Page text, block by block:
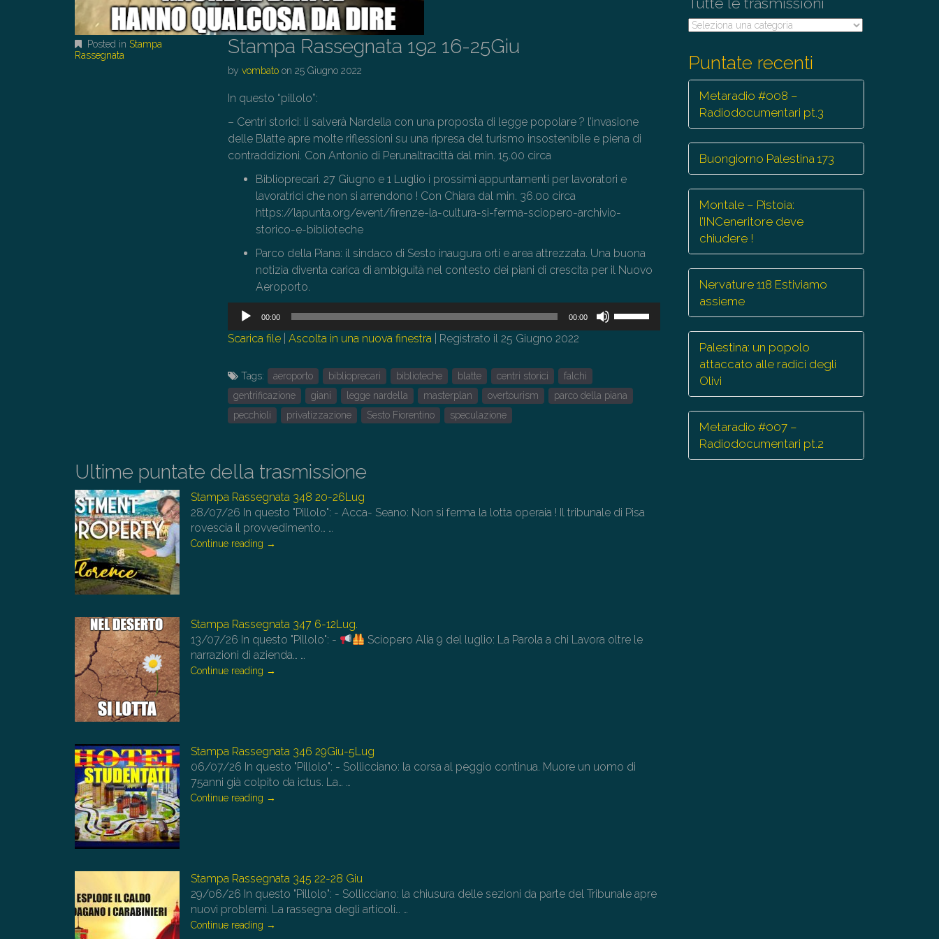
Posted in Stampa
Rassegnata
Stampa Rassegnata 192 16-25Giu
byvombato on25 Giugno 2022
In questo “pillolo”:
– Centri storici: li salverà Nardella con una proposta di legge popolare ? l’invasione
delle Blatte apre molte riflessioni su una ripresa del turismo insostenibile e piena di
contraddizioni. Con Antonio di Perunaltracittà dal min. 15.00 circa
Biblioprecari. 27 Giugno e 1 Luglio i prossimi appuntamenti per lavoratori e
lavoratrici che non si arrendono ! Con Chiara dal min. 36.00 circa
https://lapunta.org/event/firenze-la-cultura-si-ferma-sciopero-archivio-
storico-e-biblioteche
Parco della Piana: il sindaco di Sesto inaugura orti e area attrezzata. Una buona
notizia diventa carica di ambiguità nel contesto dei piani di crescita per il Nuovo
Aeroporto.
Audio
00:00 00:00
per
Scarica file |Ascolta in una nuova finestra Registrato il 25 Giugno 2022
Tags: aeroporto biblioprecari biblioteche blatte centri storici
falchi
gentrificazione
giani legge nardella masterplan overtourism
parco della piana
pecchioli
privatizzazione Sesto Fiorentino speculazione
Ultime puntate della trasmissione
Stampa Rassegnata 348 20-26Lug
28/07/26 In questo "Pillolo": - Acca- Seano: Non si ferma la lotta operaia ! Il tribunale di Pisa
rovescia il provvedimento… …
Continue reading →
Stampa Rassegnata 347 6-12Lug.
13/07/26 In questo "Pillolo": -
Sciopero Alia 9 del luglio: La Parola a chi Lavora oltre le
narrazioni di azienda… …
Continue reading →
Stampa Rassegnata 346 29Giu-5Lug
06/07/26 In questo "Pillolo": - Sollicciano: la corsa al peggio continua. Muore un uomo di
75anni già colpito da ictus. La… …
Continue reading →
Stampa Rassegnata 345 22-28 Giu
29/06/26 In questo "Pillolo": - Sollicciano: la chiusura delle sezioni da parte del Tribunale apre
nuovi problemi. La rassegna degli articoli… …
Continue reading →
Tutte
Puntate recenti
Metaradio #008 –
Radiodocumentari pt.3
Buongiorno Palestina 173
Montale – Pistoia:
l’INCeneritore deve
chiudere !
Nervature 118 Estiviamo
assieme
Palestina: un popolo
attaccato alle radici degli
Olivi
Metaradio #007 –
Radiodocumentari pt.2